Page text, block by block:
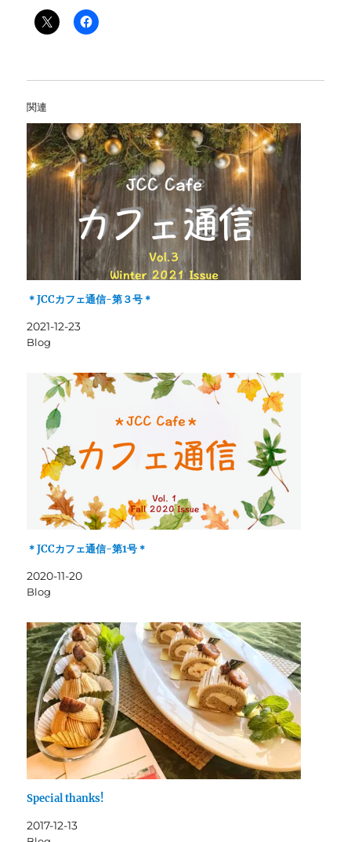
関連
＊JCCカフェ通信-第３号＊
2021-12-23
Blog
＊JCCカフェ通信-第1号＊
2020-11-20
Blog
Special thanks!
2017-12-13